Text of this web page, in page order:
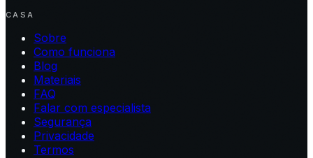
CASA
Sobre
Como funciona
Blog
Materiais
FAQ
Falar com especialista
Segurança
Privacidade
Termos